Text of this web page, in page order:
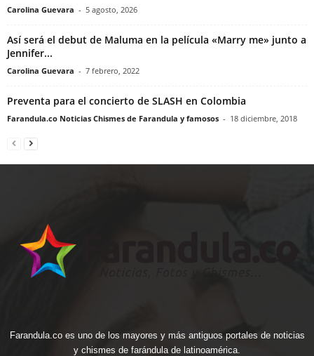
Carolina Guevara - 5 agosto, 2026
Así será el debut de Maluma en la película «Marry me» junto a
Jennifer...
Carolina Guevara - 7 febrero, 2022
Preventa para el concierto de SLASH en Colombia
Farandula.co Noticias Chismes de Farandula y famosos - 18 diciembre, 2018
Farandula.co es uno de los mayores y más antiguos portales de noticias
y chismes de farándula de latinoamérica.